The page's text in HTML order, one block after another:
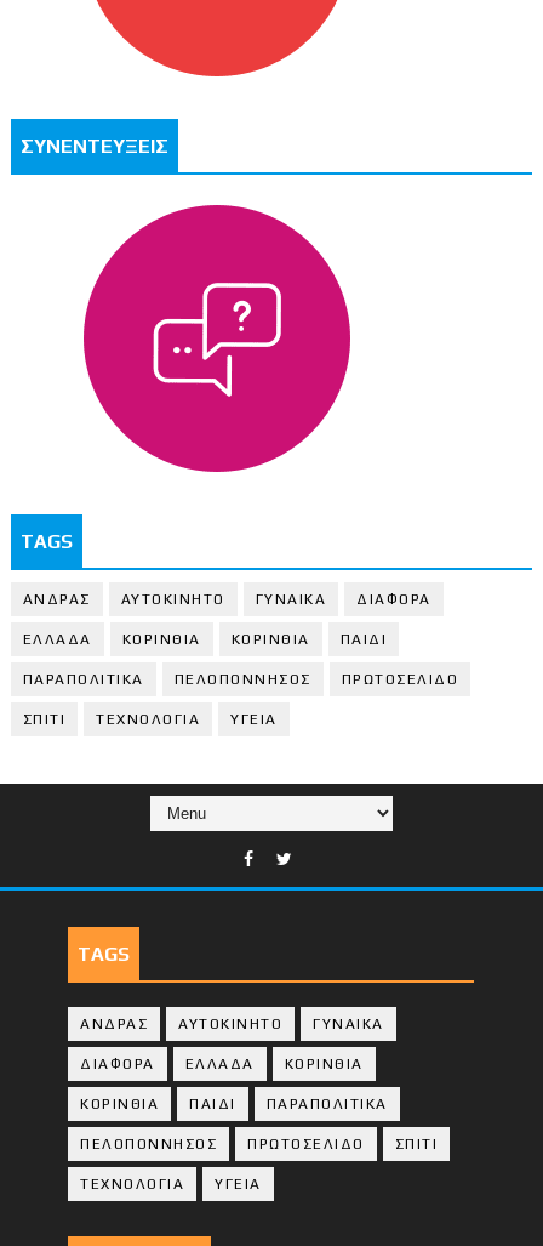
ΣΥΝΕΝΤΕΥΞΕΙΣ
TAGS
ΑΝΔΡΑΣ ΑΥΤΟΚΙΝΗΤΟ ΓΥΝΑΙΚΑ ΔΙΑΦΟΡΑ
ΕΛΛΑΔΑ ΚΟΡΙΝΘΙΑ ΚΟΡΙΝΘΙA ΠΑΙΔΙ
ΠΑΡΑΠΟΛΙΤΙΚΑ ΠΕΛΟΠΟΝΝΗΣΟΣ ΠΡΩΤΟΣΕΛΙΔΟ
ΣΠΙΤΙ ΤΕΧΝΟΛΟΓΙΑ ΥΓΕΙΑ
TAGS
ΑΝΔΡΑΣ ΑΥΤΟΚΙΝΗΤΟ ΓΥΝΑΙΚΑ
ΔΙΑΦΟΡΑ ΕΛΛΑΔΑ ΚΟΡΙΝΘΙΑ
ΚΟΡΙΝΘΙA ΠΑΙΔΙ ΠΑΡΑΠΟΛΙΤΙΚΑ
ΠΕΛΟΠΟΝΝΗΣΟΣ ΠΡΩΤΟΣΕΛΙΔΟ ΣΠΙΤΙ
ΤΕΧΝΟΛΟΓΙΑ ΥΓΕΙΑ